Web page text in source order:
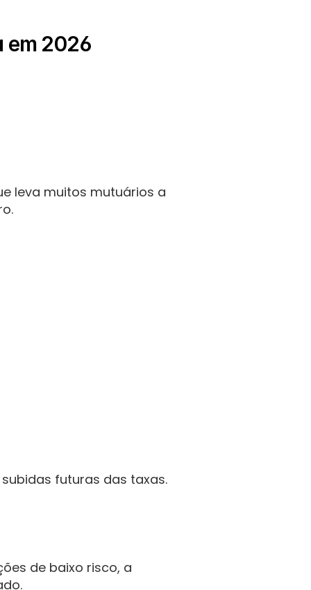
em 2026
leva muitos mutuários a
futuras das taxas.
de baixo risco, a